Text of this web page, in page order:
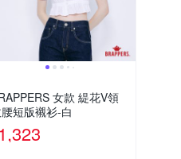
女款 緹花V領
短版襯衫-白
1,323